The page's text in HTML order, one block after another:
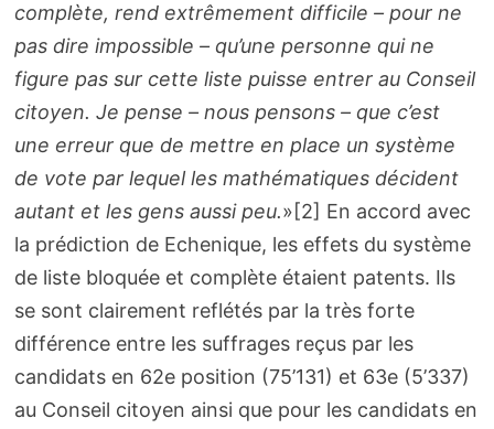
complète, rend extrêmement difficile – pour ne
pas dire impossible – qu’une personne qui ne
figure pas sur cette liste puisse entrer au Conseil
citoyen. Je pense – nous pensons – que c’est
une erreur que de mettre en place un système
de vote par lequel les mathématiques décident
autant et les gens aussi peu.»[2] En accord avec
la prédiction de Echenique, les effets du système
de liste bloquée et complète étaient patents. Ils
se sont clairement reflétés par la très forte
différence entre les suffrages reçus par les
candidats en 62e position (75’131) et 63e (5’337)
au Conseil citoyen ainsi que pour les candidats en